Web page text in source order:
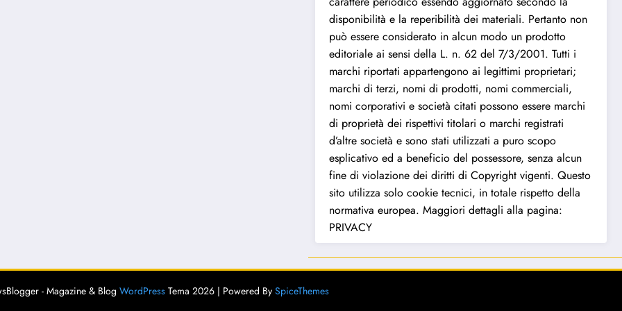
disponibilità e la reperibilità dei materiali. Pertanto non
può essere considerato in alcun modo un prodotto
editoriale ai sensi della L. n. 62 del 7/3/2001. Tutti i
marchi riportati appartengono ai legittimi proprietari;
marchi di terzi, nomi di prodotti, nomi commerciali,
nomi corporativi e società citati possono essere marchi
di proprietà dei rispettivi titolari o marchi registrati
d’altre società e sono stati utilizzati a puro scopo
esplicativo ed a beneficio del possessore, senza alcun
fine di violazione dei diritti di Copyright vigenti. Questo
sito utilizza solo cookie tecnici, in totale rispetto della
normativa europea. Maggiori dettagli alla pagina:
PRIVACY
- Magazine & Blog WordPressTema 2026 | Powered By SpiceThemes